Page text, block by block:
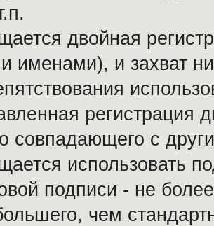
двойная
именами), и захват
регистрация
совпадающего с
использовать
подписи - не
чем